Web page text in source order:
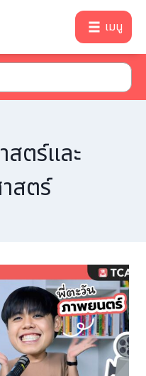
เมนู
ตร์และ
สตร์